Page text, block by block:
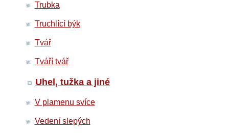
Trubka
Truchlící býk
Tvář
Tváří tvář
Uhel, tužka a jiné
V plamenu svíce
Vedení slepých